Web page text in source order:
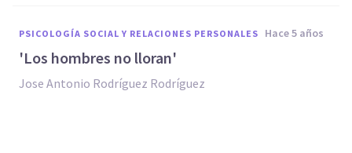
PSICOLOGÍA SOCIAL Y RELACIONES PERSONALES hace 5 años
'Los hombres no lloran'
Jose Antonio Rodríguez Rodríguez